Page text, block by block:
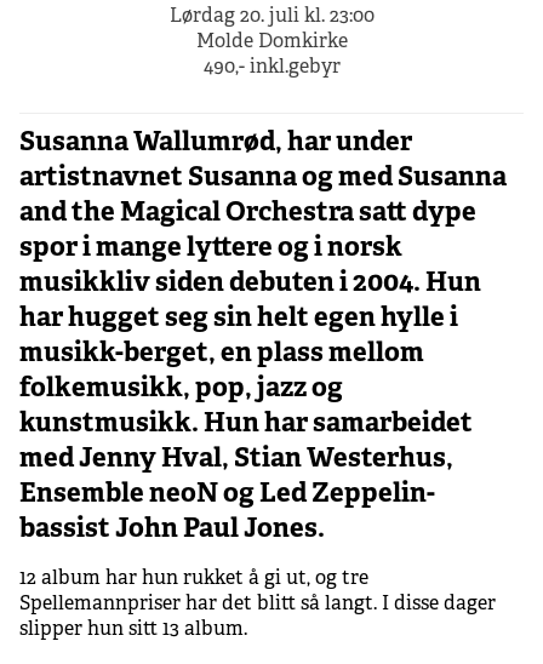
Lørdag 20. juli kl. 23:00
Molde Domkirke
490,- inkl.gebyr
Susanna Wallumrød, har under
artistnavnet Susanna og med Susanna
and the Magical Orchestra satt dype
spor i mange lyttere og i norsk
musikkliv siden debuten i 2004. Hun
har hugget seg sin helt egen hylle i
musikk-berget, en plass mellom
folkemusikk, pop, jazz og
kunstmusikk. Hun har samarbeidet
med Jenny Hval, Stian Westerhus,
Ensemble neoN og Led Zeppelin-
bassist John Paul Jones.
12 album har hun rukket å gi ut, og tre
Spellemannpriser har det blitt så langt. I disse dager
slipper hun sitt 13 album.